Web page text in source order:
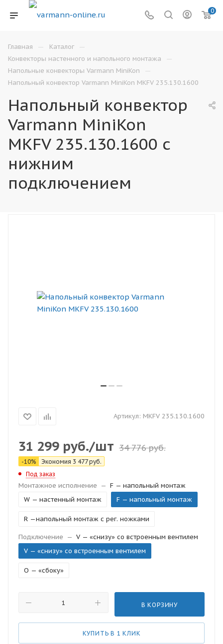
0
Главная — Каталог —
Конвекторы настенного и напольного монтажа —
Напольные конвекторы Varmann MiniKon —
Напольный конвектор Varmann MiniKon MKFV 235.130.1600
Напольный конвектор
Varmann MiniKon
MKFV 235.130.1600 с
нижним
подключением
Артикул: MKFV 235.130.1600
31 299 руб./шт 34 776руб.
-10% Экономия 3 477руб.
Под заказ
Монтажное исполнение — F — напольный монтаж
W — настенный монтаж
F — напольный монтаж
R —напольный монтаж с рег. ножками
Подключение — V — «снизу» со встроенным вентилем
V — «снизу» со встроенным вентилем
O — «сбоку»
В КОРЗИНУ
КУПИТЬ В 1 КЛИК